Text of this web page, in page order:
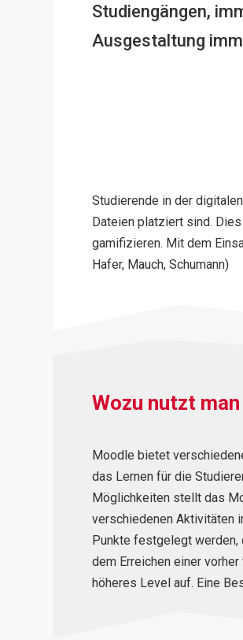
Studiengängen,
Ausgestaltung
Studierende in der
Dateien platziert sind.
gamifizieren. Mit dem
Hafer, Mauch, Schumann)
Wozu nutzt
Moodle bietet
das Lernen für die
Möglichkeiten stellt das
verschiedenen Aktivitäten
Punkte festgelegt werden,
dem Erreichen einer
höheres Level auf. Eine